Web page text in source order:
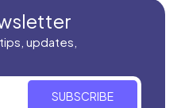
updates,
SUBSCRIBE